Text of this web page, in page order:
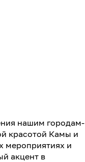
нашим городам-
красотой Камы и
мероприятиях и
акцент в